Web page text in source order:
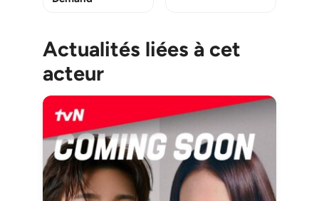
Actualités liées à cet
acteur